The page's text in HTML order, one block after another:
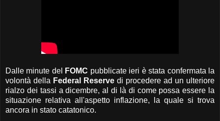
Dalle minute del FOMC pubblicate ieri è stata confermata la
volontà della Federal Reserve di procedere ad un ulteriore
rialzo dei tassi a dicembre, al di là di come possa essere la
situazione relativa all'aspetto inflazione, la quale si trova
ancora in stato catatonico.